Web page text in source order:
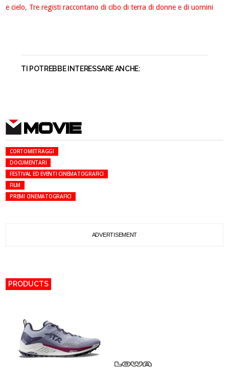
e cielo, Tre registi raccontano di cibo di terra di donne e di uomini
TI POTREBBE INTERESSARE ANCHE:
MOVIE
CORTOMETRAGGI
DOCUMENTARI
FESTIVAL ED EVENTI CINEMATOGRAFICI
FILM
PREMI CINEMATOGRAFICI
ADVERTISEMENT
PRODUCTS